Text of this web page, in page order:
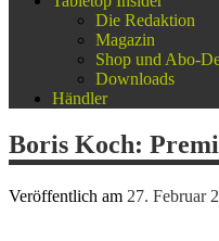
Die Redaktion
Magazin
Shop und Abo-
Downloads
Händler
Boris Koch:
Veröffentlich am 27. Februar